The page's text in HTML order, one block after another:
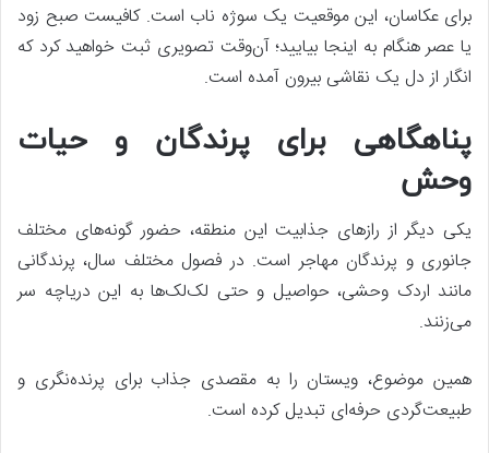
برای عکاسان، این موقعیت یک سوژه ناب است. کافیست صبح زود
یا عصر هنگام به اینجا بیایید؛ آن‌وقت تصویری ثبت خواهید کرد که
انگار از دل یک نقاشی بیرون آمده است.
پناهگاهی برای پرندگان و حیات
وحش
یکی دیگر از رازهای جذابیت این منطقه، حضور گونه‌های مختلف
جانوری و پرندگان مهاجر است. در فصول مختلف سال، پرندگانی
مانند اردک وحشی، حواصیل و حتی لک‌لک‌ها به این دریاچه سر
می‌زنند.
همین موضوع، ویستان را به مقصدی جذاب برای پرنده‌نگری و
طبیعت‌گردی حرفه‌ای تبدیل کرده است.